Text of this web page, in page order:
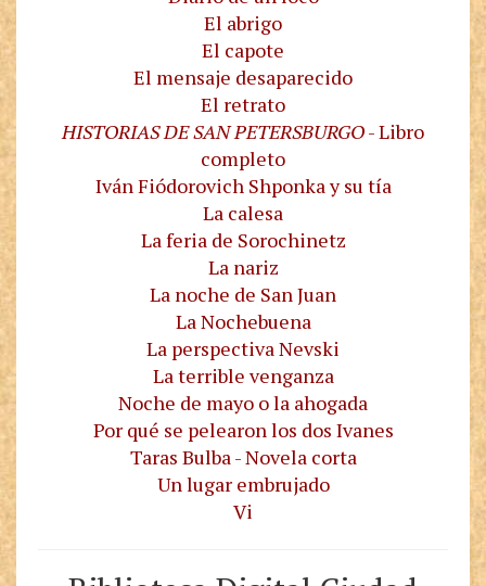
El abrigo
El capote
El mensaje desaparecido
El retrato
HISTORIAS DE SAN PETERSBURGO- Libro
completo
Iván Fiódorovich Shponka y su tía
La calesa
La feria de Sorochinetz
La nariz
La noche de San Juan
La Nochebuena
La perspectiva Nevski
La terrible venganza
Noche de mayo o la ahogada
Por qué se pelearon los dos Ivanes
Taras Bulba - Novela corta
Un lugar embrujado
Vi